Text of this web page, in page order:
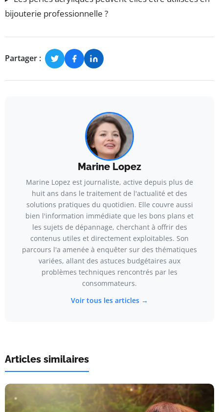
bijouterie professionnelle ?
Partager :
Marine Lopez
Marine Lopez est journaliste, active depuis plus de
huit ans dans le traitement de l'actualité et des
solutions pratiques du quotidien. Elle couvre aussi
bien l'information immédiate que les bons plans et
les sujets de dépannage, cherchant à offrir des
contenus utiles et directement exploitables. Son
parcours l'a amenée à enquêter sur des thématiques
variées, allant des astuces budgétaires aux
problèmes techniques rencontrés par les
consommateurs.
Voir tous les articles →
Articles similaires